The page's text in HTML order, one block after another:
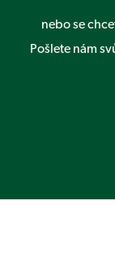
nebo se
Pošlete nám